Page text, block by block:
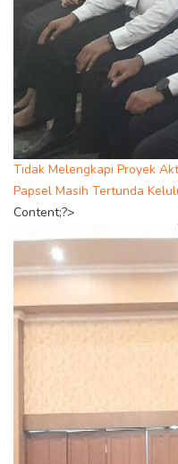
Tidak Melengkapi Proyek
Papsel Masih Tertunda
Content;?>